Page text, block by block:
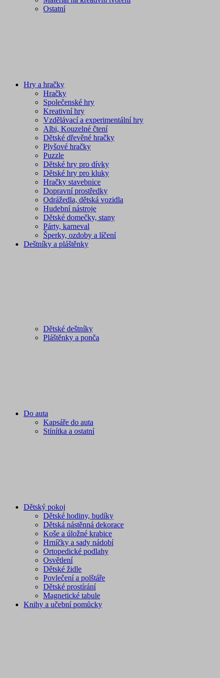
Ostatní
Hry a hračky
Hračky
Společenské hry
Kreativní hry
Vzdělávací a experimentální hry
Albi, Kouzelné čtení
Dětské dřevěné hračky
Plyšové hračky
Puzzle
Dětské hry pro dívky
Dětské hry pro kluky
Hračky stavebnice
Dopravní prostředky
Odrážedla, dětská vozidla
Hudební nástroje
Dětské domečky, stany
Párty, karneval
Šperky, ozdoby a líčení
Deštníky a pláštěnky
Dětské deštníky
Pláštěnky a ponča
Do auta
Kapsáře do auta
Stínítka a ostatní
Dětský pokoj
Dětské hodiny, budíky
Dětská nástěnná dekorace
Koše a úložné krabice
Hrníčky a sady nádobí
Ortopedické podlahy
Osvětlení
Dětské židle
Povlečení a polštáře
Dětské prostírání
Magnetické tabule
Knihy a učební pomůcky